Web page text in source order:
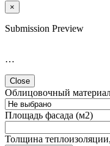
×
Submission Preview
…
Close
Облицовочный
Площадь фасада (м2)
Толщина